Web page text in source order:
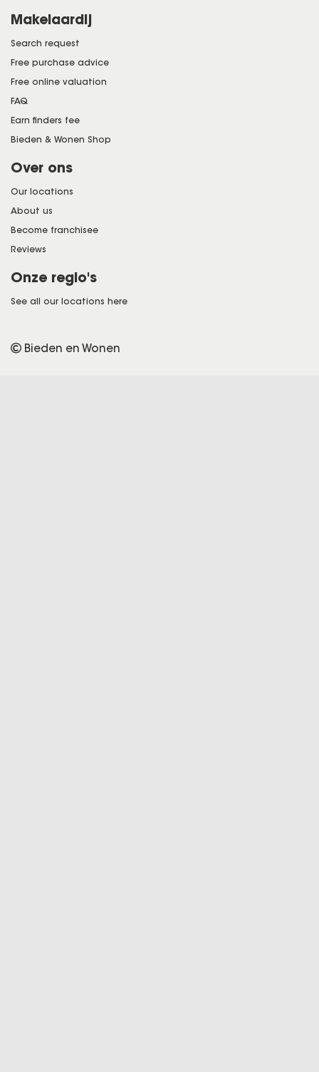
Makelaardij
Search request
Free purchase advice
Free online valuation
FAQ
Earn finders fee
Bieden & Wonen Shop
Over ons
Our locations
About us
Become franchisee
Reviews
Onze regio's
See all our locations here
Bieden en Wonen